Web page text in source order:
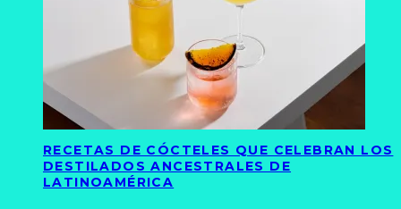
RECETAS DE CÓCTELES QUE CELEBRAN LOS
DESTILADOS ANCESTRALES DE
LATINOAMÉRICA